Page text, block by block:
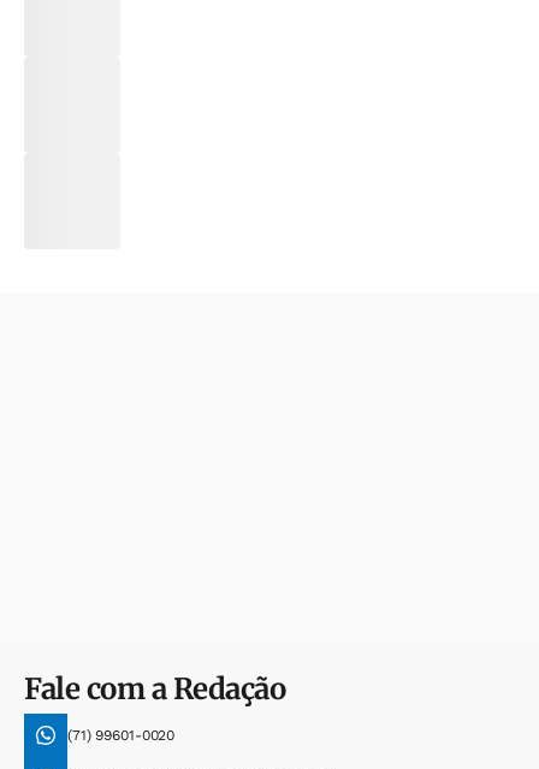
Fale com a Redação
(71) 99601-0020